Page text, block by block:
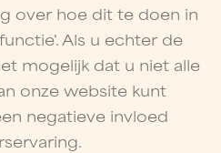
over hoe dit te doen in
Als u echter de
mogelijk dat u niet alle
onze website kunt
negatieve invloed